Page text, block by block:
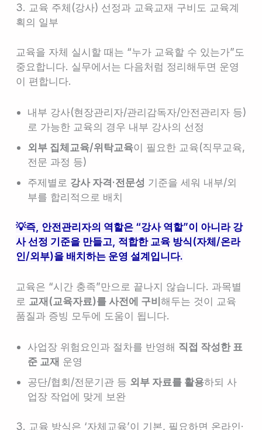
3. 교육 주체(강사) 선정과 교육교재 구비도 교육계
획의 일부
교육을 자체 실시할 때는 “누가 교육할 수 있는가”도
중요합니다. 실무에서는 다음처럼 정리해두면 운영
이 편합니다.
내부 강사(현장관리자/관리감독자/안전관리자 등)
로 가능한 교육의 경우 내부 강사의 선정
외부 집체교육/위탁교육이 필요한 교육(직무교육,
전문 과정 등)
주제별로 강사 자격·전문성 기준을 세워 내부/외
부를 합리적으로 배치
💡즉, 안전관리자의 역할은 “강사 역할”이 아니라 강
사 선정 기준을 만들고, 적합한 교육 방식(자체/온라
인/외부)을 배치하는 운영 설계입니다.
교육은 “시간 충족”만으로 끝나지 않습니다. 과목별
로 교재(교육자료)를 사전에 구비해두는 것이 교육
품질과 증빙 모두에 도움이 됩니다.
사업장 위험요인과 절차를 반영해 직접 작성한 표
준 교재 운영
공단/협회/전문기관 등 외부 자료를 활용하되 사
업장 작업에 맞게 보완
3. 교육 방식은 ‘자체교육’이 기본, 필요하면 온라인·